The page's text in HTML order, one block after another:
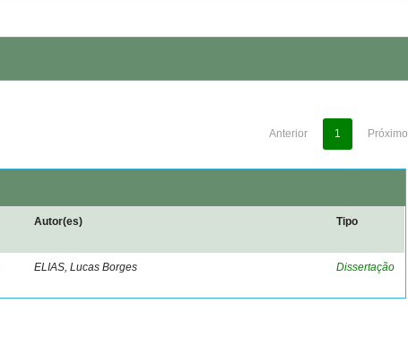
Anterior 1 Próximo
Autor(es) Tipo
ELIAS, Lucas Borges Dissertação